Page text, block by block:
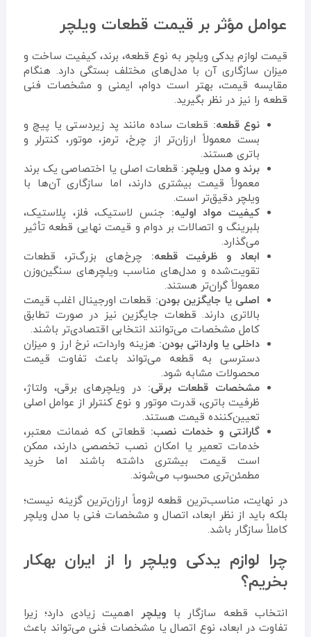
عوامل مؤثر بر قیمت قطعات ویلچر
قیمت لوازم یدکی ویلچر به نوع قطعه، برند، کیفیت ساخت و
میزان سازگاری آن با مدل‌های مختلف بستگی دارد. هنگام
مقایسه قیمت، بهتر است دوام، ایمنی و مشخصات فنی
قطعه را نیز در نظر بگیرید.
نوع قطعه: قطعات ساده مانند پد زیردستی یا پیچ و
بست معمولاً ارزان‌تر از چرخ، ترمز، موتور، کنترلر و
باتری هستند.
برند و مدل ویلچر: قطعات اصلی یا اختصاصی یک برند
معمولاً قیمت بیشتری دارند، اما سازگاری آن‌ها با
ویلچر دقیق‌تر است.
کیفیت مواد اولیه: جنس لاستیک، فلز، پلاستیک،
بلبرینگ و اتصالات بر دوام و قیمت نهایی قطعه تأثیر
می‌گذارد.
ابعاد و ظرفیت قطعه: چرخ‌های بزرگ‌تر، قطعات
تقویت‌شده و مدل‌های مناسب ویلچرهای سنگین‌وزن
معمولاً گران‌تر هستند.
اصلی یا جایگزین بودن: قطعات اورجینال اغلب قیمت
بالاتری دارند. قطعات جایگزین نیز در صورت تطابق
کامل مشخصات می‌توانند انتخابی اقتصادی‌تر باشند.
داخلی یا وارداتی بودن: هزینه واردات، نرخ ارز و میزان
دسترسی به قطعه می‌تواند باعث تفاوت قیمت
محصولات مشابه شود.
مشخصات قطعات برقی: در ویلچرهای برقی، ولتاژ،
ظرفیت باتری، قدرت موتور و نوع کنترلر از عوامل اصلی
تعیین‌کننده قیمت هستند.
گارانتی و خدمات نصب: قطعاتی که ضمانت معتبر،
خدمات تعمیر یا امکان نصب تخصصی دارند، ممکن
است قیمت بیشتری داشته باشند اما خرید
مطمئن‌تری محسوب می‌شوند.
در نهایت، مناسب‌ترین قطعه لزوماً ارزان‌ترین گزینه نیست؛
بلکه باید از نظر ابعاد، اتصال و مشخصات فنی با مدل ویلچر
کاملاً سازگار باشد.
چرا لوازم یدکی ویلچر را از ایران بهکار
بخریم؟
انتخاب قطعه سازگار با ویلچر اهمیت زیادی دارد؛ زیرا
تفاوت در ابعاد، نوع اتصال یا مشخصات فنی می‌تواند باعث